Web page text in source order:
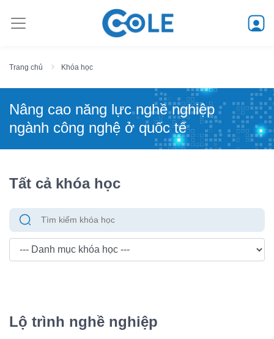
Trang chủ Khóa học
Nâng cao năng lực nghề nghiệp
ngành công nghệ ở quốc tế
Tất cả khóa học
Lộ trình nghề nghiệp